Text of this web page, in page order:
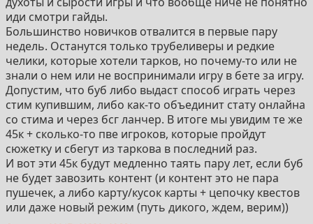
иди смотри гайды.
Большинство новичков отвалится в первые пару
недель. Останутся только трубеливеры и редкие
челики, которые хотели тарков, но почему-то или не
знали о нем или не воспринимали игру в бете за игру.
Допустим, что буб либо выдаст способ играть через
стим купившим, либо как-то объединит стату онлайна
со стима и через бсг ланчер. В итоге мы увидим те же
45к + сколько-то пве игроков, которые пройдут
сюжетку и сбегут из таркова в последний раз.
И вот эти 45к будут медленно таять пару лет, если буб
не будет завозить контент (и контент это не пара
пушечек, а либо карту/кусок карты + цепочку квестов
или даже новый режим (путь дикого, ждем, верим))